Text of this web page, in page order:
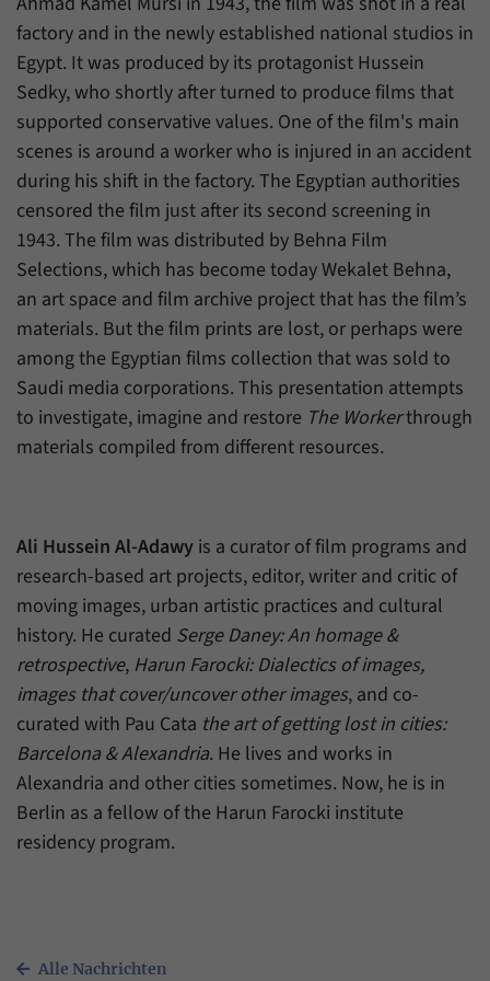
factory and in the newly established national studios in
Egypt. It was produced by its protagonist Hussein
Sedky, who shortly after turned to produce films that
supported conservative values. One of the film's main
scenes is around a worker who is injured in an accident
during his shift in the factory. The Egyptian authorities
censored the film just after its second screening in
1943. The film was distributed by Behna Film
Selections, which has become today Wekalet Behna,
an art space and film archive project that has the film’s
materials. But the film prints are lost, or perhaps were
among the Egyptian films collection that was sold to
Saudi media corporations. This presentation attempts
to investigate, imagine and restore The Workerthrough
materials compiled from different resources.
Ali Hussein Al-Adawy is a curator of film programs and
research-based art projects, editor, writer and critic of
moving images, urban artistic practices and cultural
history. He curated Serge Daney: An homage &
retrospective, Harun Farocki: Dialectics of images,
images that cover/uncover other images, and co-
curated with Pau Cata the art of getting lost in cities:
Barcelona & Alexandria. He lives and works in
Alexandria and other cities sometimes. Now, he is in
Berlin as a fellow of the Harun Farocki institute
residency program.
Alle Nachrichten
Zweck
generierte ID, für die historische Speicherung
Ihrer vorgenommen Einstellungen, falls der
Webseiten-Betreiber dies eingestellt hat.
Name _pk_ref
Anbieter Matomo
Laufzeit
Zweck
Mit diesem Cookie können wir speichern, von
welcher Internetseite oder Suchmaschine
Besucher durch eine Verlinkung auf unsere
Internetseite weitergeleitet wurden.
Name _pk_ses
Anbieter
Laufzeit 30 Minuten
speichern.